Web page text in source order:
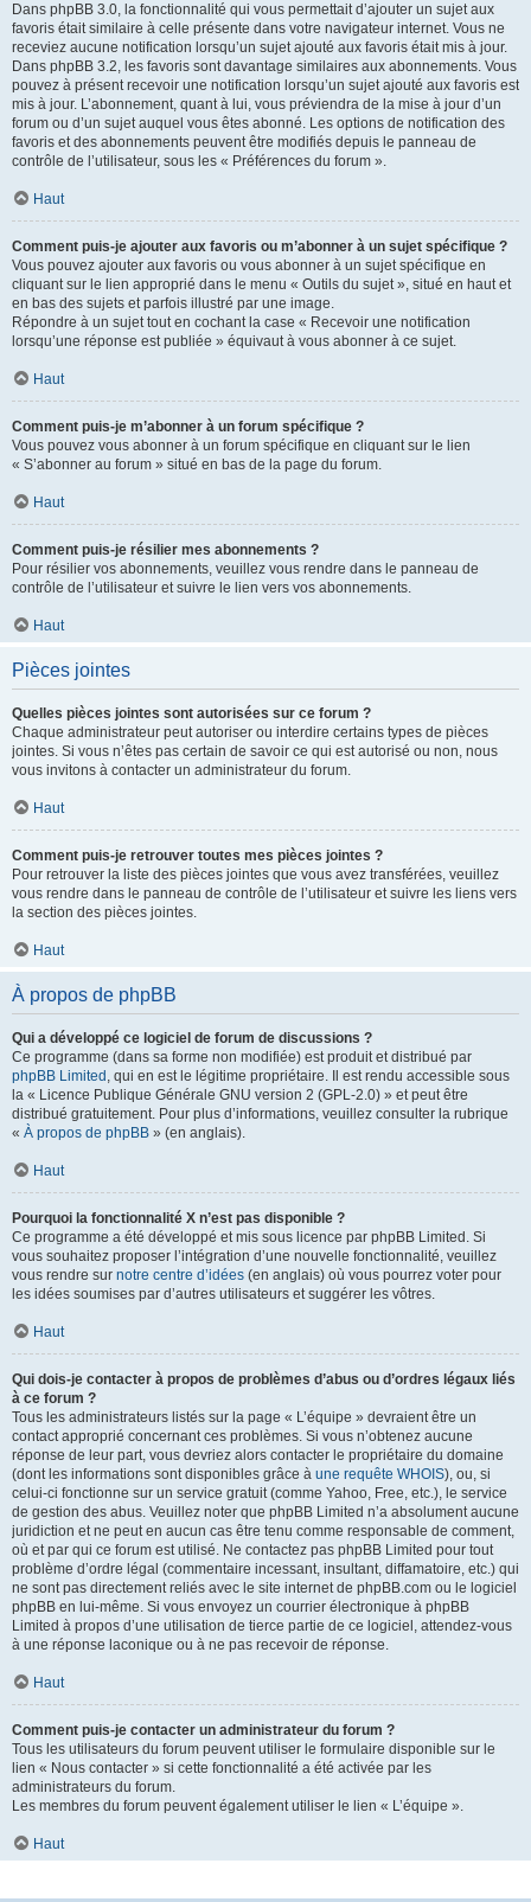
Dans phpBB 3.0, la fonctionnalité qui vous permettait d’ajouter un sujet aux
favoris était similaire à celle présente dans votre navigateur internet. Vous ne
receviez aucune notification lorsqu’un sujet ajouté aux favoris était mis à jour.
Dans phpBB 3.2, les favoris sont davantage similaires aux abonnements. Vous
pouvez à présent recevoir une notification lorsqu’un sujet ajouté aux favoris est
mis à jour. L’abonnement, quant à lui, vous préviendra de la mise à jour d’un
forum ou d’un sujet auquel vous êtes abonné. Les options de notification des
favoris et des abonnements peuvent être modifiés depuis le panneau de
contrôle de l’utilisateur, sous les « Préférences du forum ».
Haut
Comment puis-je ajouter aux favoris ou m’abonner à un sujet spécifique ?
Vous pouvez ajouter aux favoris ou vous abonner à un sujet spécifique en
cliquant sur le lien approprié dans le menu « Outils du sujet », situé en haut et
en bas des sujets et parfois illustré par une image.
Répondre à un sujet tout en cochant la case « Recevoir une notification
lorsqu’une réponse est publiée » équivaut à vous abonner à ce sujet.
Haut
Comment puis-je m’abonner à un forum spécifique ?
Vous pouvez vous abonner à un forum spécifique en cliquant sur le lien
« S’abonner au forum » situé en bas de la page du forum.
Haut
Comment puis-je résilier mes abonnements ?
Pour résilier vos abonnements, veuillez vous rendre dans le panneau de
contrôle de l’utilisateur et suivre le lien vers vos abonnements.
Haut
Pièces jointes
Quelles pièces jointes sont autorisées sur ce forum ?
Chaque administrateur peut autoriser ou interdire certains types de pièces
jointes. Si vous n’êtes pas certain de savoir ce qui est autorisé ou non, nous
vous invitons à contacter un administrateur du forum.
Haut
Comment puis-je retrouver toutes mes pièces jointes ?
Pour retrouver la liste des pièces jointes que vous avez transférées, veuillez
vous rendre dans le panneau de contrôle de l’utilisateur et suivre les liens vers
la section des pièces jointes.
Haut
À propos de phpBB
Qui a développé ce logiciel de forum de discussions ?
Ce programme (dans sa forme non modifiée) est produit et distribué par
phpBB Limited , qui en est le légitime propriétaire. Il est rendu accessible sous
la « Licence Publique Générale GNU version 2 (GPL-2.0) » et peut être
distribué gratuitement. Pour plus d’informations, veuillez consulter la rubrique
« À propos de phpBB » (en anglais).
Haut
Pourquoi la fonctionnalité X n’est pas disponible ?
Ce programme a été développé et mis sous licence par phpBB Limited. Si
vous souhaitez proposer l’intégration d’une nouvelle fonctionnalité, veuillez
vous rendre sur notre centre d’idées (en anglais) où vous pourrez voter pour
les idées soumises par d’autres utilisateurs et suggérer les vôtres.
Haut
Qui dois-je contacter à propos de problèmes d’abus ou d’ordres légaux liés
à ce forum ?
Tous les administrateurs listés sur la page « L’équipe » devraient être un
contact approprié concernant ces problèmes. Si vous n’obtenez aucune
réponse de leur part, vous devriez alors contacter le propriétaire du domaine
(dont les informations sont disponibles grâce à une requête WHOIS), ou, si
celui-ci fonctionne sur un service gratuit (comme Yahoo, Free, etc.), le service
de gestion des abus. Veuillez noter que phpBB Limited n’a absolument aucune
juridiction et ne peut en aucun cas être tenu comme responsable de comment,
où et par qui ce forum est utilisé. Ne contactez pas phpBB Limited pour tout
problème d’ordre légal (commentaire incessant, insultant, diffamatoire, etc.) qui
ne sont pas directement reliés avec le site internet de phpBB.com ou le logiciel
phpBB en lui-même. Si vous envoyez un courrier électronique à phpBB
Limited à propos d’une utilisation de tierce partie de ce logiciel, attendez-vous
à une réponse laconique ou à ne pas recevoir de réponse.
Haut
Comment puis-je contacter un administrateur du forum ?
Tous les utilisateurs du forum peuvent utiliser le formulaire disponible sur le
lien « Nous contacter » si cette fonctionnalité a été activée par les
administrateurs du forum.
Les membres du forum peuvent également utiliser le lien « L’équipe ».
Haut